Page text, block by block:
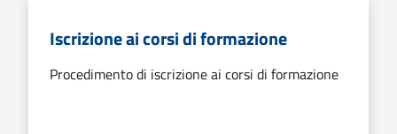
Iscrizione ai corsi di formazione
Procedimento di iscrizione ai corsi di formazione